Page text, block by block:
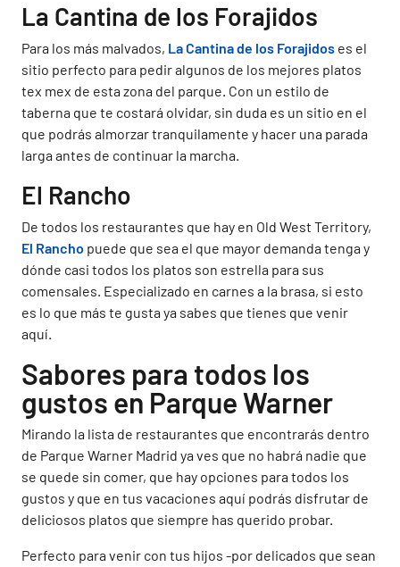
La Cantina de los Forajidos
Para los más malvados, La Cantina de los Forajidos es el
sitio perfecto para pedir algunos de los mejores platos
tex mex de esta zona del parque. Con un estilo de
taberna que te costará olvidar, sin duda es un sitio en el
que podrás almorzar tranquilamente y hacer una parada
larga antes de continuar la marcha.
El Rancho
De todos los restaurantes que hay en Old West Territory,
El Rancho puede que sea el que mayor demanda tenga y
dónde casi todos los platos son estrella para sus
comensales. Especializado en carnes a la brasa, si esto
es lo que más te gusta ya sabes que tienes que venir
aquí.
Sabores para todos los
gustos en Parque Warner
Mirando la lista de restaurantes que encontrarás dentro
de Parque Warner Madrid ya ves que no habrá nadie que
se quede sin comer, que hay opciones para todos los
gustos y que en tus vacaciones aquí podrás disfrutar de
deliciosos platos que siempre has querido probar.
Perfecto para venir con tus hijos -por delicados que sean